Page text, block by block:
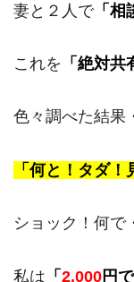
妻と２人で「相
これを 「絶対共
色々調べた結果
「何と！タダ！
ショック！何で
私は 「 2,000円